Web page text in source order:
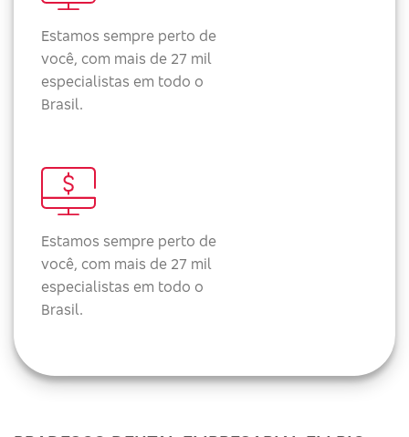
Estamos sempre perto de
você, com mais de 27 mil
especialistas em todo o
Brasil.
Estamos sempre perto de
você, com mais de 27 mil
especialistas em todo o
Brasil.